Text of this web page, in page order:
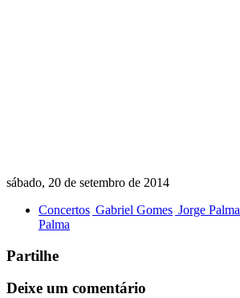
sábado, 20 de setembro de 2014
Concertos Gabriel Gomes Jorge Palma
Palma
Partilhe
Deixe um comentário